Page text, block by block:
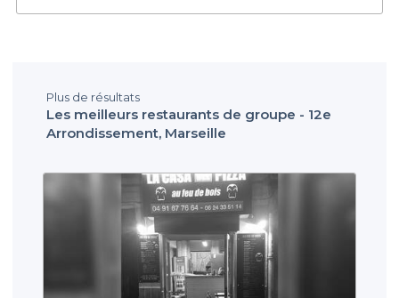
Plus de résultats
Les meilleurs restaurants de groupe - 12e
Arrondissement, Marseille